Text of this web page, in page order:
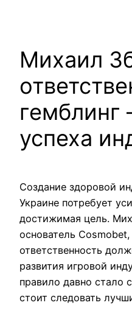
conteúdo
Михаил
гемблинг
успеха
Создание здоровой
Украине потребует
достижимая цель.
основатель
ответственность
развития игровой
правило давно стало
стоит следовать